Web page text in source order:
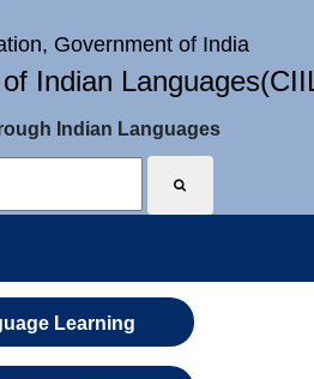
Government of India
Indian
Indian Languages
Learning